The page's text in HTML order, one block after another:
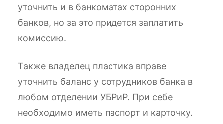
уточнить и в банкоматах сторонних
банков, но за это придется заплатить
комиссию.
Также владелец пластика вправе
уточнить баланс у сотрудников банка в
любом отделении УБРиР. При себе
необходимо иметь паспорт и карточку.